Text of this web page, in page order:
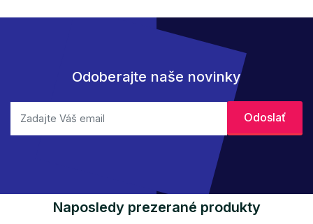
Odoberajte naše novinky
Naposledy prezerané produkty